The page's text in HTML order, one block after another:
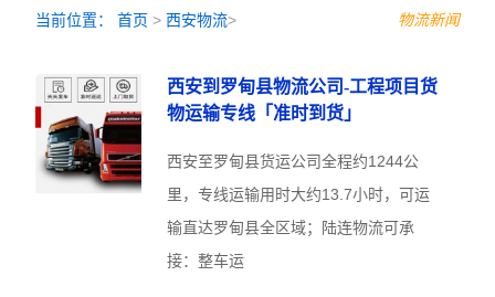
当前位置：首页 >西安物流> 物流新闻
西安到罗甸县物流公司-工程项目货
物运输专线「准时到货」
西安至罗甸县货运公司全程约1244公
里，专线运输用时大约13.7小时，可运
输直达罗甸县全区域；陆连物流可承
接：整车运